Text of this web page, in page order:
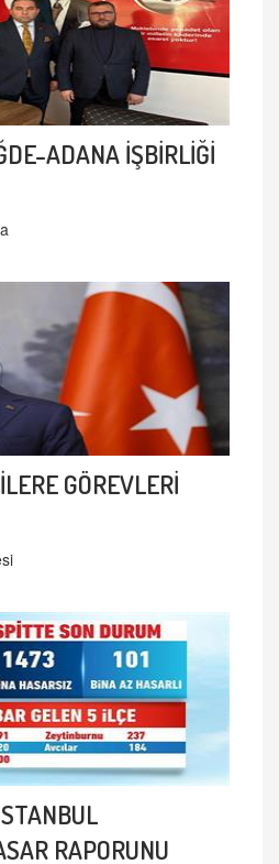
ADANA İŞBİRLİĞİ
GÖREVLERİ
RAPORUNU